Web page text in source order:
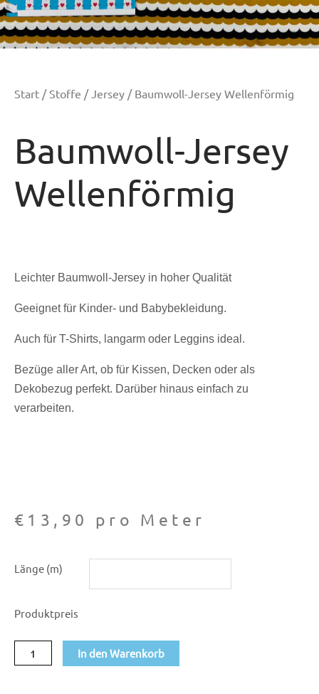
Start / Stoffe / Jersey / Baumwoll-Jersey Wellenförmig
Baumwoll-Jersey
Wellenförmig
Leichter Baumwoll-Jersey in hoher Qualität
Geeignet für Kinder- und Babybekleidung.
Auch für T-Shirts, langarm oder Leggins ideal.
Bezüge aller Art, ob für Kissen, Decken oder als
Dekobezug perfekt. Darüber hinaus einfach zu
verarbeiten.
€ 13,90 pro Meter
Länge (m)
Produktpreis
Jersey
Menge
In den Warenkorb